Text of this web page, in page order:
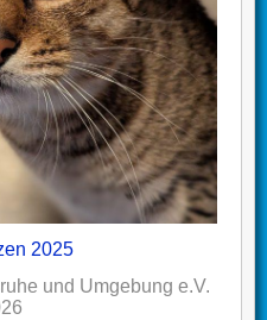
2025
und Umgebung e.V.